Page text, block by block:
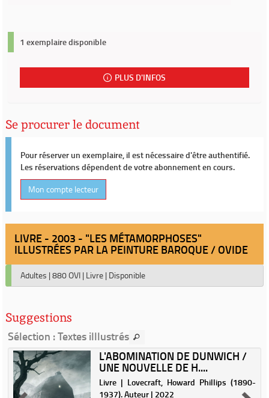
1 exemplaire disponible
PLUS D'INFOS
Se procurer le document
Pour réserver un exemplaire, il est nécessaire d'être authentifié.
Les réservations dépendent de votre abonnement en cours.
Mon compte lecteur
LIVRE - 2003 - "LES MÉTAMORPHOSES"
ILLUSTRÉES PAR LA PEINTURE BAROQUE / OVIDE
Adultes | 880 OVI | Livre | Disponible
Suggestions
Sélection : Textes illlustrés
L'ABOMINATION DE DUNWICH /
UNE NOUVELLE DE H....
Livre | Lovecraft, Howard Phillips (1890-
1937). Auteur | 2022